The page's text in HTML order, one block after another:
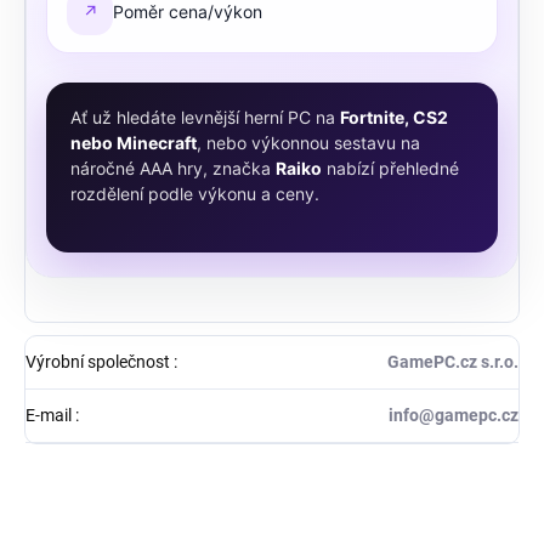
↗ Poměr cena/výkon
Ať už hledáte levnější herní PC na Fortnite, CS2
nebo Minecraft, nebo výkonnou sestavu na
náročné AAA hry, značka Raiko nabízí přehledné
rozdělení podle výkonu a ceny.
Výrobní společnost : GamePC.cz s.r.o.
E-mail : info@gamepc.cz